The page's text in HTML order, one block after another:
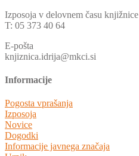
Izposoja v delovnem času knjižnice
T: 05 373 40 64
E-pošta
knjiznica.idrija@mkci.si
Informacije
Pogosta vprašanja
Izposoja
Novice
Dogodki
Informacije javnega značaja